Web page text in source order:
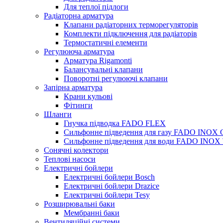
Для теплої підлоги
Радіаторна арматура
Клапани радіаторних терморегуляторів
Комплекти підключення для радіаторів
Термостатичні елементи
Регулююча арматура
Арматура Rigamonti
Балансувальні клапани
Поворотні регулюючі клапани
Запірна арматура
Крани кульові
Фітинги
Шланги
Гнучка підводка FADO FLEX
Сильфонне підведення для газу FADO INOX
Сильфонне підведення для води FADO INOX
Сонячні колектори
Теплові насоси
Електричні бойлери
Електричні бойлери Bosch
Електричні бойлери Drazice
Електричні бойлери Tesy
Розширювальні баки
Мембранні баки